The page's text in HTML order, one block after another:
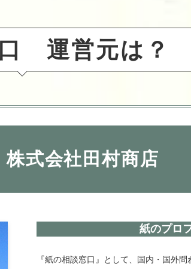
運営元は？
式会社田村商店
紙のプロ
『紙の相談窓口』として、国内・国外